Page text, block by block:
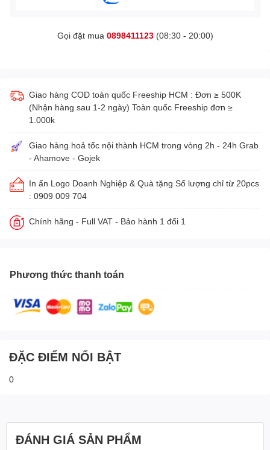
Gọi đặt mua 0898411123(08:30 - 20:00)
Giao hàng COD toàn quốc Freeship HCM : Đơn ≥ 500K
(Nhận hàng sau 1-2 ngày) Toàn quốc Freeship đơn ≥
1.000k
Giao hàng hoả tốc nội thành HCM trong vòng 2h - 24h Grab
- Ahamove - Gojek
In ấn Logo Doanh Nghiệp & Quà tặng Số lượng chỉ từ 20pcs
: 0909 009 704
Chính hãng - Full VAT - Bảo hành 1 đổi 1
Phương thức thanh toán
ĐẶC ĐIỂM NỔI BẬT
0
ĐÁNH GIÁ SẢN PHẨM